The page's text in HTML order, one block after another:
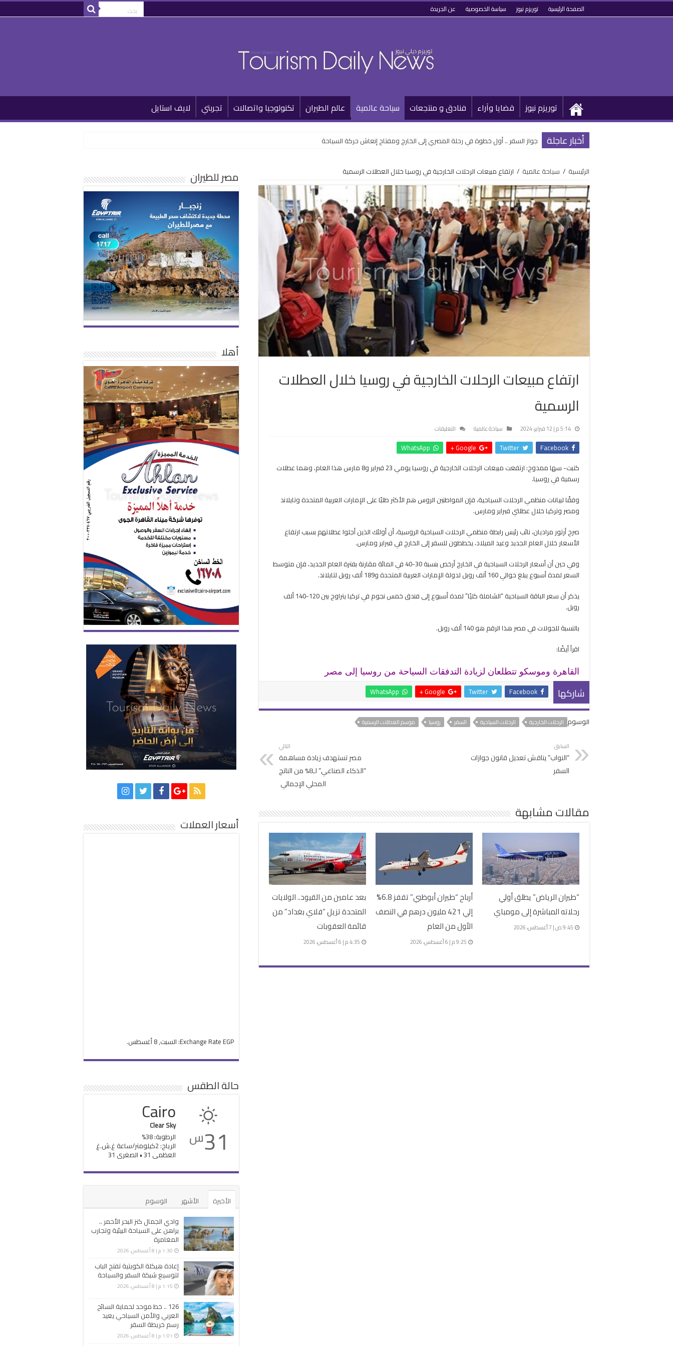
الصفحة الرئيسية توريزم نيوز سياسة الخصوصية عن الجريدة
توريزم نيوز قضايا وآراء فنادق و منتجعات سياحة عالمية عالم الطيران تكنولوجيا واتصالات تجربتي لايف استايل
أخبار عاجلة جواز السفر .. أول خطوة في رحلة المصري إلى الخارج ومفتاح إنعاش حركة السياحة
الرئيسية / سياحة عالمية / ارتفاع مبيعات الرحلات الخارجية في روسيا خلال العطلات الرسمية
ارتفاع مبيعات الرحلات الخارجية في روسيا خلال العطلات
الرسمية
5:14 م | 12 فبراير، 2024 سياحة عالمية التعليقات
مبيعات
الخارجية
خلال
مغلقة
Facebook
Twitter
Google +
WhatsApp
كتبت- سها ممدوح: ارتفعت مبيعات الرحلات الخارجية في روسيا يومي 23 فبراير و8 مارس هذا العام، وهما عطلات
رسمية في روسيا.
وفقًا لبيانات منظمي الرحلات السياحية، فإن المواطنين الروس هم الأكثر طلبًا على الإمارات العربية المتحدة وتايلاند
ومصر وتركيا خلال عطلتي فبراير ومارس.
صرح أرتور مراديان، نائب رئيس رابطة منظمي الرحلات السياحية الروسية، أن أولئك الذين أجلوا عطلاتهم بسبب ارتفاع
الأسعار خلال العام الجديد وعيد الميلاد، يخططون للسفر إلى الخارج في فبراير ومارس.
وفي حين أن أسعار الرحلات السياحية في الخارج أرخص بنسبة 30-40 في المائة مقارنة بفترة العام الجديد، فإن متوسط ​​
السعر لمدة أسبوع يبلغ حوالي 160 ألف روبل لدولة الإمارات العربية المتحدة و189 ألف روبل لتايلاند.
يذكر أن سعر الباقة السياحية “الشاملة كليًا” لمدة أسبوع إلى فندق خمس نجوم في تركيا يتراوح بين 120-140 ألف
روبل.
بالنسبة للجولات في مصر هذا الرقم هو 140 ألف روبل.
اقرأ أيضًا:
القاهرة وموسكو تتطلعان لزيادة التدفقات السياحة من روسيا إلى مصر
شاركها Facebook
Twitter
Google +
WhatsApp
الوسوم الرحلات الخارجية الرحلات السياحية السفر روسيا موسم العطلات الرسمية
السابق
“النواب” يناقش تعديل قانون جوازات
السفر
التالي
مصر تستهدف زيادة مساهمة
“الذكاء الصناعي” لـ8% من الناتج
المحلي الإجمالي
مقالات مشابهة
“طيران الرياض” يطلق أولي
رحلاته المباشرة إلى مومباي
9:45 ص | 7 أغسطس، 2026
أرباح “طيران أبوظبي” تقفز 6.8%
إلي 421 مليون درهم في النصف
الأول من العام
9:25 م | 6 أغسطس، 2026
بعد عامين من القيود.. الولايات
المتحدة تزيل “فلاي بغداد” من
قائمة العقوبات
4:35 م | 6 أغسطس، 2026
مصر للطيران
أهلا
أسعار العملات
Exchange Rate EGP : السبت, 8 أغسطس.
حالة الطقس
31س
Cairo
Clear Sky
الرطوبة: 38%
الرياح: 2كيلومتر/ساعة غ.ش.غ
العظمى 31 • الصغرى 31
الأخيرة الأشهر
الوسوم
وادي الجمال كنز البحر الأحمر ..
يراهن على السياحة البيئية وتجارب
المغامرة
1:30 م | 8 أغسطس، 2026
إعادة هيكلة الكويتية تفتح الباب
لتوسيع شبكة السفر والسياحة
1:15 م | 8 أغسطس، 2026
126 .. خط موحد لحماية السائح
العربي والأمن السياحي يعيد
رسم خريطة السفر
1:01 م | 8 أغسطس، 2026